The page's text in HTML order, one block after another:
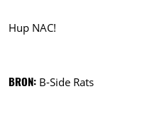
Hup NAC!
BRON: B-Side Rats